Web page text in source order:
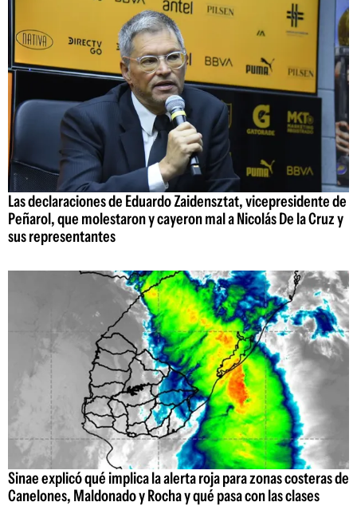
Las declaraciones de Eduardo Zaidensztat, vicepresidente de
Peñarol, que molestaron y cayeron mal a Nicolás De la Cruz y
sus representantes
Sinae explicó qué implica la alerta roja para zonas costeras de
Canelones, Maldonado y Rocha y qué pasa con las clases